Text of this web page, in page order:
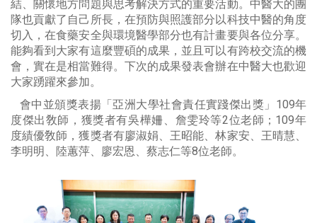
結、關懷地方問題與思考解決方式的重要活動。中醫大的團
隊也貢獻了自己所長，在預防與照護部分以科技中醫的角度
切入，在食藥安全與環境醫學部分也有計畫要與各位分享。
能夠看到大家有這麼豐碩的成果，並且可以有跨校交流的機
會，實在是相當難得。下次的成果發表會辦在中醫大也歡迎
大家踴躍來參加。
會中並頒獎表揚「亞洲大學社會責任實踐傑出獎」109年
度傑出敎師，獲獎者有吳樺姍、詹雯玲等2位老師；109年
度績優敎師，獲獎者有廖淑娟、王昭能、林家安、王晴慧、
李明明、陸蕙萍、廖宏恩、蔡志仁等8位老師。